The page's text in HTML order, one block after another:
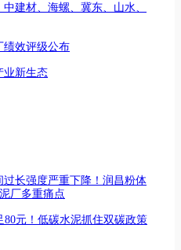
建材、海螺、冀东、山水、
绩效评级公布
业新生态
长强度严重下降！润昌粉体
厂多重痛点
元！低碳水泥抓住双碳政策